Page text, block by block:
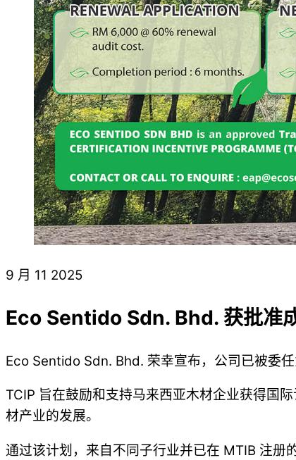
9 月 11 2025
Eco Sentido Sdn. Bhd. 获批准
Eco Sentido Sdn. Bhd. 荣幸宣布，公司已被委
TCIP 旨在鼓励和支持马来西亚木材企业获得国
材产业的发展。
通过该计划，来自不同子行业并已在 MTIB 注